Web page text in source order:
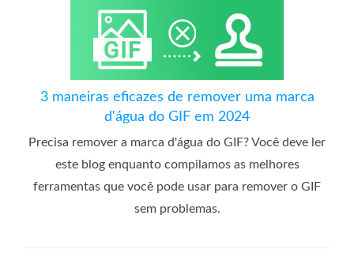
3 maneiras eficazes de remover uma marca
d'água do GIF em 2024
Precisa remover a marca d'água do GIF? Você deve ler
este blog enquanto compilamos as melhores
ferramentas que você pode usar para remover o GIF
sem problemas.